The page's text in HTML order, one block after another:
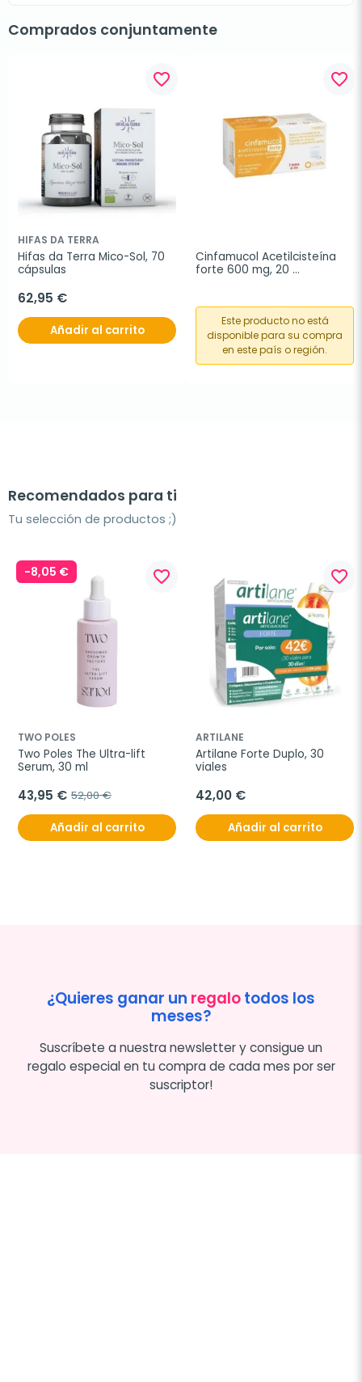
Comprados conjuntamente
favorite_border
HIFAS DA TERRA
Hifas da Terra Mico-Sol, 70
cápsulas
62,95 €
Añadir al carrito
favorite_border
Cinfamucol Acetilcisteína
forte 600 mg, 20
Este producto no está
disponible para su compra
en este país o región.
Recomendados para ti
Tu selección de productos ;)
-8,05 € favorite_border
TWO POLES
Two Poles The Ultra-lift
Serum, 30 ml
43,95 € 52,00 €
Añadir al carrito
favorite_border
ARTILANE
Artilane Forte Duplo, 30
viales
42,00 €
Añadir al carrito
¿Quieres ganar un regalotodos los
meses?
Suscríbete a nuestra newsletter y consigue un
regalo especial en tu compra de cada mes por ser
suscriptor!